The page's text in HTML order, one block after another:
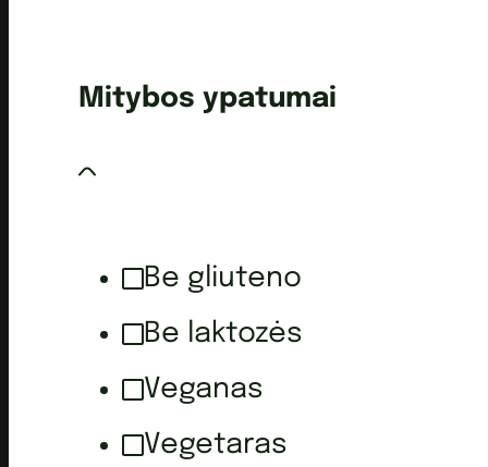
Mitybos ypatumai
Be gliuteno
Be laktozės
Veganas
Vegetaras